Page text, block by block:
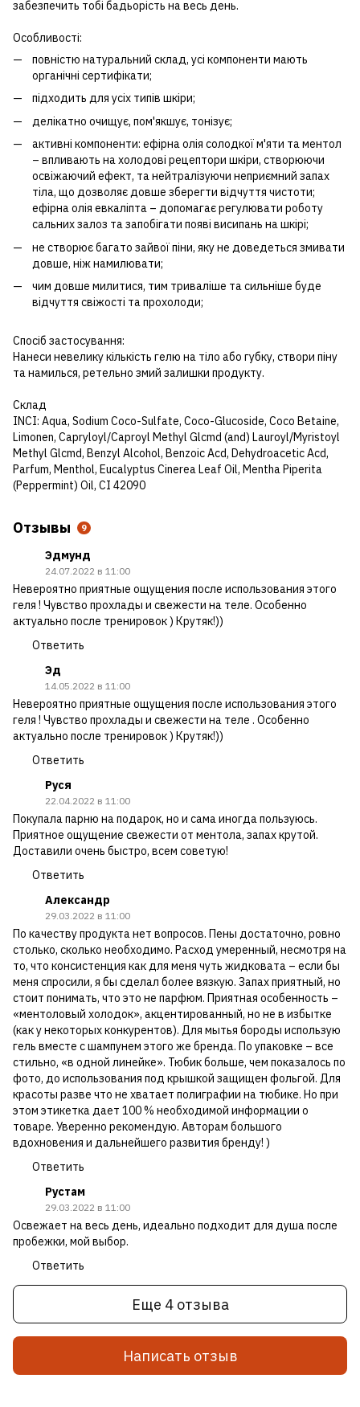
забезпечить тобі бадьорість на весь день.
Особливості:
повністю натуральний склад, усі компоненти мають
органічні сертифікати;
підходить для усіх типів шкіри;
делікатно очищує, пом'якшує, тонізує;
активні компоненти: ефірна олія солодкої м'яти та ментол
– впливають на холодові рецептори шкіри, створюючи
освіжаючий ефект, та нейтралізуючи неприємний запах
тіла, що дозволяє довше зберегти відчуття чистоти;
ефірна олія евкаліпта – допомагає регулювати роботу
сальних залоз та запобігати появі висипань на шкірі;
не створює багато зайвої піни, яку не доведеться змивати
довше, ніж намилювати;
чим довше милитися, тим триваліше та сильніше буде
відчуття свіжості та прохолоди;
Спосіб застосування:
Нанеси невелику кількість гелю на тіло або губку, створи піну
та намилься, ретельно змий залишки продукту.
Склад
INCI: Aqua, Sodium Coco-Sulfate, Coco-Glucoside, Coco Betaine,
Limonen, Capryloyl/Caproyl Methyl Glcmd (and) Lauroyl/Myristoyl
Methyl Glcmd, Benzyl Alcohol, Benzoic Acd, Dehydroacetic Acd,
Parfum, Menthol, Eucalyptus Cinerea Leaf Oil, Mentha Piperita
(Peppermint) Oil, CI 42090
Отзывы 9
Эдмунд
24.07.2022 в 11:00
Невероятно приятные ощущения после использования этого
геля ! Чувство прохлады и свежести на теле. Особенно
актуально после тренировок ) Крутяк!))
Ответить
Эд
14.05.2022 в 11:00
Невероятно приятные ощущения после использования этого
геля ! Чувство прохлады и свежести на теле . Особенно
актуально после тренировок ) Крутяк!))
Ответить
Руся
22.04.2022 в 11:00
Покупала парню на подарок, но и сама иногда пользуюсь.
Приятное ощущение свежести от ментола, запах крутой.
Доставили очень быстро, всем советую!
Ответить
Александр
29.03.2022 в 11:00
По качеству продукта нет вопросов. Пены достаточно, ровно
столько, сколько необходимо. Расход умеренный, несмотря на
то, что консистенция как для меня чуть жидковата – если бы
меня спросили, я бы сделал более вязкую. Запах приятный, но
стоит понимать, что это не парфюм. Приятная особенность –
«ментоловый холодок», акцентированный, но не в избытке
(как у некоторых конкурентов). Для мытья бороды использую
гель вместе с шампунем этого же бренда. По упаковке – все
стильно, «в одной линейке». Тюбик больше, чем показалось по
фото, до использования под крышкой защищен фольгой. Для
красоты разве что не хватает полиграфии на тюбике. Но при
этом этикетка дает 100 % необходимой информации о
товаре. Уверенно рекомендую. Авторам большого
вдохновения и дальнейшего развития бренду! )
Ответить
Рустам
29.03.2022 в 11:00
Освежает на весь день, идеально подходит для душа после
пробежки, мой выбор.
Ответить
Еще 4 отзыва
Написать отзыв